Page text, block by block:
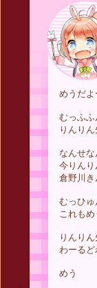
めうだよ
むっふ
りんり
なんせな
今りん
倉野川き
むっひ
これも
りんり
わーるど
めう